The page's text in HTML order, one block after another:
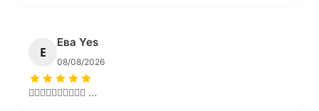
Е
Ева Yes
08/08/2026
starstarstarstarstar
👍🏼👍🏼👍🏼👍🏼👍🏼 …